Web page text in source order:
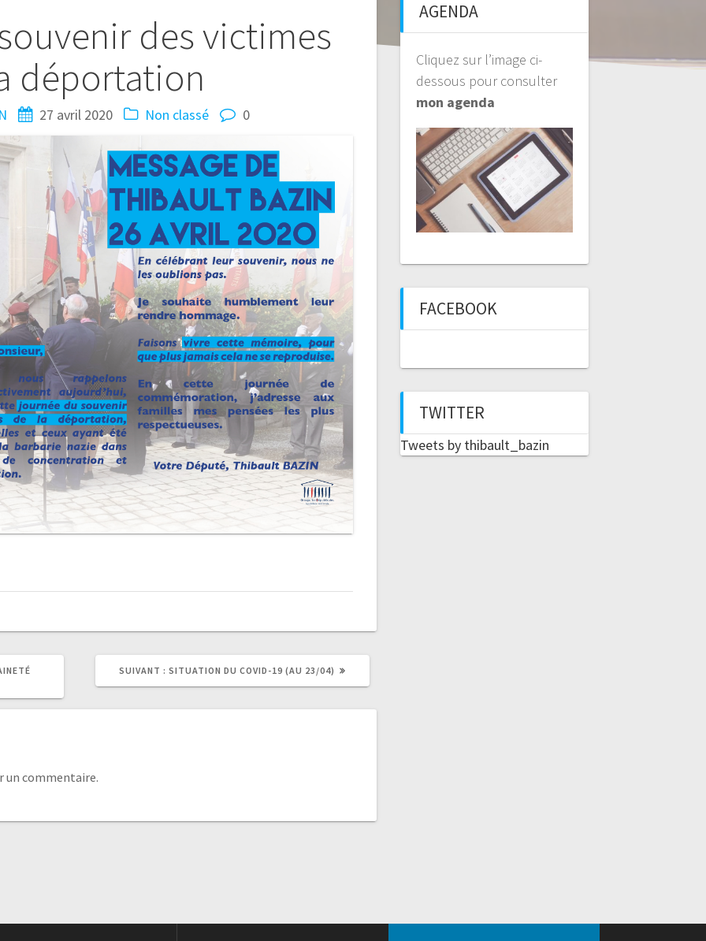
des victimes
déportation
27 avril 2020 Non classé 0
SUIVANT : SITUATION DU COVID-19 (AU 23/04)
un commentaire.
AGENDA
Cliquez sur l’image ci-
dessous pour consulter
mon agenda
FACEBOOK
TWITTER
Tweets by thibault_bazin